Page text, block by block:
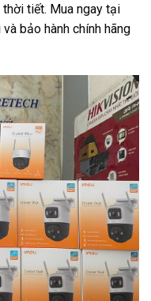
tiết. Mua ngay tại
bảo hành chính hãng